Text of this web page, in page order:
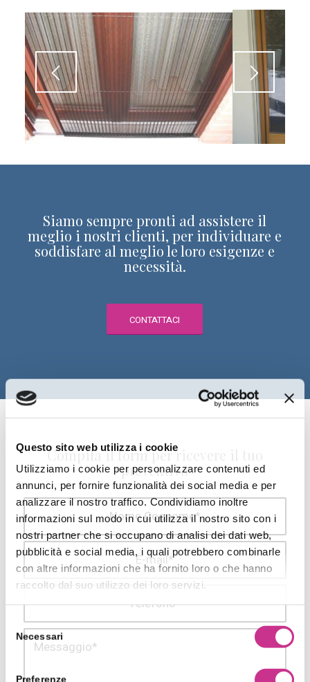
Questo sito web utilizza i cookie
Utilizziamo i cookie per personalizzare contenuti ed
annunci, per fornire funzionalità dei social media e per
analizzare il nostro traffico. Condividiamo inoltre
informazioni sul modo in cui utilizza il nostro sito con i
nostri partner che si occupano di analisi dei dati web,
pubblicità e social media, i quali potrebbero combinarle
con altre informazioni che ha fornito loro o che hanno
raccolto dal suo utilizzo dei loro servizi.
Selezione
delNecessari
Preferenze
Siamo sempre pronti ad assistere il
meglio i nostri clienti, per individuare e
soddisfare al meglio le loro esigenze e
necessità.
CONTATTACI
Compila il form per ricevere il tuo
preventivo